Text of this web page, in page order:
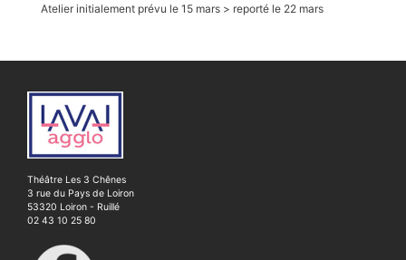
Atelier initialement prévu le 15 mars > reporté le 22 mars
Théâtre Les 3 Chênes
3 rue du Pays de Loiron
53320 Loiron - Ruillé
02 43 10 25 80